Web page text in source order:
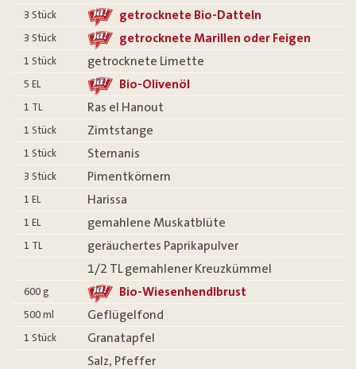
3 Stück getrocknete Bio-Datteln
3 Stück getrocknete Marillen oder Feigen
1 Stück getrocknete Limette
5 EL Bio-Olivenöl
1 TL Ras el Hanout
1 Stück Zimtstange
1 Stück Sternanis
3 Stück Pimentkörnern
1 EL Harissa
1 EL gemahlene Muskatblüte
1 TL
geräuchertes Paprikapulver
1/2 TL gemahlener Kreuzkümmel
600 g Bio-Wiesenhendlbrust
500 ml Geflügelfond
1 Stück
Granatapfel
Salz, Pfeffer